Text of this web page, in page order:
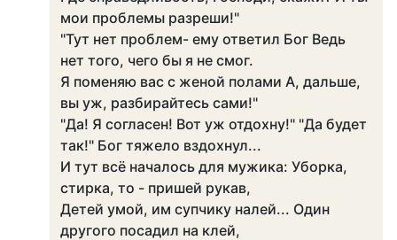
мои проблемы разреши!"
"Тут нет проблем- ему ответил Бог Ведь
нет того, чего бы я не смог.
Я поменяю вас с женой полами А, дальше,
вы уж, разбирайтесь сами!"
"Да! Я согласен! Вот уж отдохну!" "Да будет
так!" Бог тяжело вздохнул...
И тут всё началось для мужика: Уборка,
стирка, то - пришей рукав,
Детей умой, им супчику налей... Один
другого посадил на клей,